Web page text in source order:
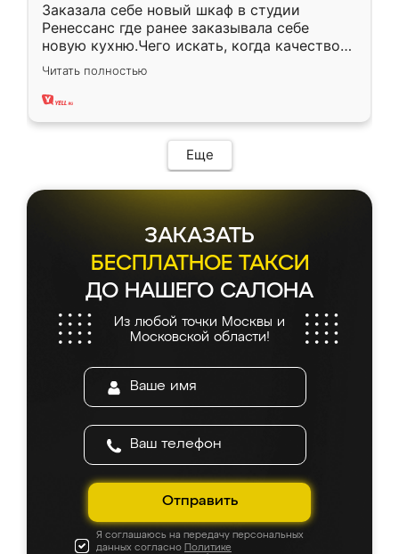
Заказала себе новый шкаф в студии
Ренессанс где ранее заказывала себе
новую кухню.Чего искать, когда качеством
вполне довольна. Служит кухня уже почти
два года, нареканий нет.
Читать полностью
Еще
ЗАКАЗАТЬ
БЕСПЛАТНОЕ ТАКСИ
ДО НАШЕГО САЛОНА
Из любой точки Москвы и
Московской области!
Отправить
Я соглашаюсь на передачу персональных
данных согласно Политике